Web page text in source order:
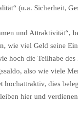
(u.a. Sicherheit,
und Attraktivität“,
wie viel Geld seine
hoch die Teilhabe
also wie viele
hochattraktiv, dies
hier und